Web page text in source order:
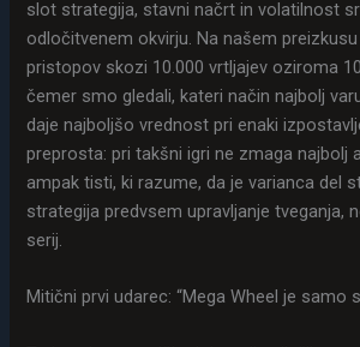
slot strategija, stavni načrt in volatilnost
odločitvenem okvirju. Na našem
pristopov skozi 10.000 vrtljajev oziroma
čemer smo gledali, kateri način najbolj
daje najboljšo vrednost pri enaki
preprosta: pri takšni igri ne zmaga najbolj
ampak tisti, ki razume, da je varianca del
strategija predvsem upravljanje tveganja,
serij.
Mitični prvi udarec: “Mega Wheel je samo